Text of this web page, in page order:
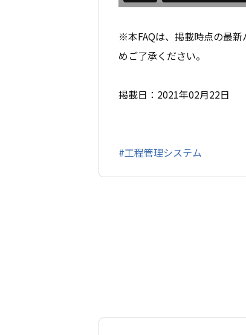
※本FAQは、掲載時点の最
めご了承ください。
掲載日：2021年02月22日
#工程管理システム